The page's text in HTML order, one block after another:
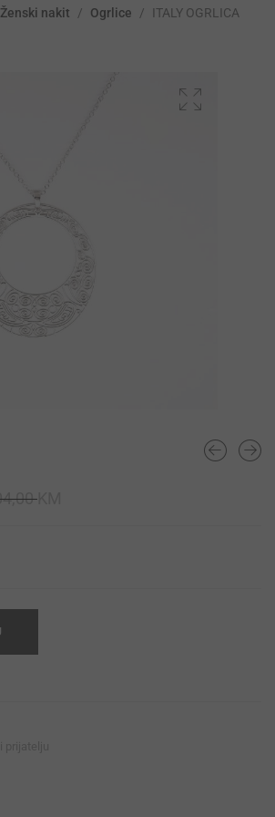
Ženski nakit / Ogrlice / ITALY OGRLICA